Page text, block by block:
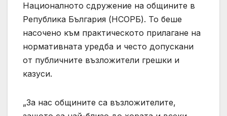
Националното сдружение на общините в
Република България (НСОРБ). То беше
насочено към практическото прилагане на
нормативната уредба и често допускани
от публичните възложители грешки и
казуси.
„За нас общините са възложителите,